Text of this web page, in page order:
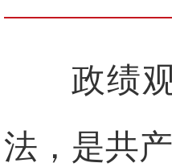
政绩
法，是共